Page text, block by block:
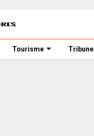
Tourisme Tribune